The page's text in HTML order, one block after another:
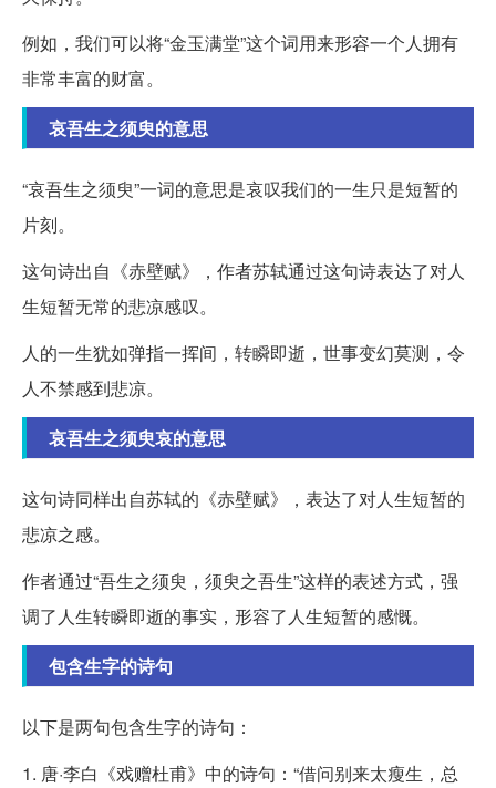
例如，我们可以将“金玉满堂”这个词用来形容一个人拥有
非常丰富的财富。
哀吾生之须臾的意思
“哀吾生之须臾”一词的意思是哀叹我们的一生只是短暂的
片刻。
这句诗出自《赤壁赋》，作者苏轼通过这句诗表达了对人
生短暂无常的悲凉感叹。
人的一生犹如弹指一挥间，转瞬即逝，世事变幻莫测，令
人不禁感到悲凉。
哀吾生之须臾哀的意思
这句诗同样出自苏轼的《赤壁赋》，表达了对人生短暂的
悲凉之感。
作者通过“吾生之须臾，须臾之吾生”这样的表述方式，强
调了人生转瞬即逝的事实，形容了人生短暂的感慨。
包含生字的诗句
以下是两句包含生字的诗句：
1. 唐·李白《戏赠杜甫》中的诗句：“借问别来太瘦生，总